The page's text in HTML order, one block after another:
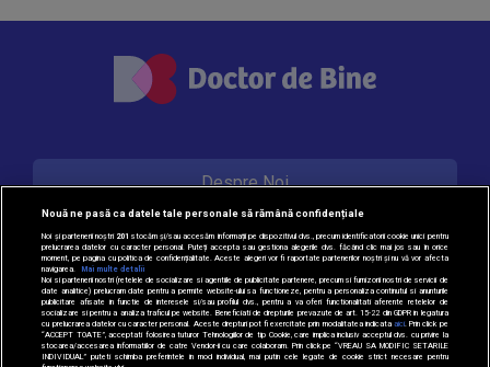
Despre Noi
Contact
Politica de cookie
Nouă ne pasă ca datele tale personale să rămână confidențiale
Noi și partenerii noștri 201 stocăm și/sau accesăm informații pe dispozitivul dvs., precum identificatorii cookie unici pentru
prelucrarea datelor cu caracter personal. Puteți accepta sau gestiona alegerile dvs. făcând clic mai jos sau în orice
moment, pe pagina cu politica de confidențialitate. Aceste alegeri vor fi raportate partenerilor noștri și nu vă vor afecta
navigarea.
Mai multe detalii
Noi si partenerii nostri (retelele de socializare si agentiile de publicitate partenere, precum si furnizorii nostri de servicii de
date analitice) prelucram date pentru a permite website-ului sa functioneze, pentru a personaliza continutul si anunturile
publicitare afisate in functie de interesele si/sau profilul dvs., pentru a va oferi functionalitati aferente retelelor de
socializare si pentru a analiza traficul pe website. Beneficiati de drepturile prevazute de art. 15-22 din GDPR in legatura
cu prelucrarea datelor cu caracter personal. Aceste drepturi pot fi exercitate prin modalitatea indicataaici . Prin click pe
“ACCEPT TOATE”, acceptati folosirea tuturor Tehnologiilor de tip Cookie, care implica inclusiv acceptul dvs. cu privire la
stocarea/accesarea informatiilor de catre Vendor-ii cu care colaboram. Prin click pe “VREAU SA MODIFIC SETARILE
INDIVIDUAL” puteti schimba preferintele in mod individual, mai putin cele legate de cookie strict necesare pentru